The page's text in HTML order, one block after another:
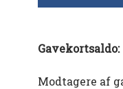
Gavekortsaldo:
Modtagere af